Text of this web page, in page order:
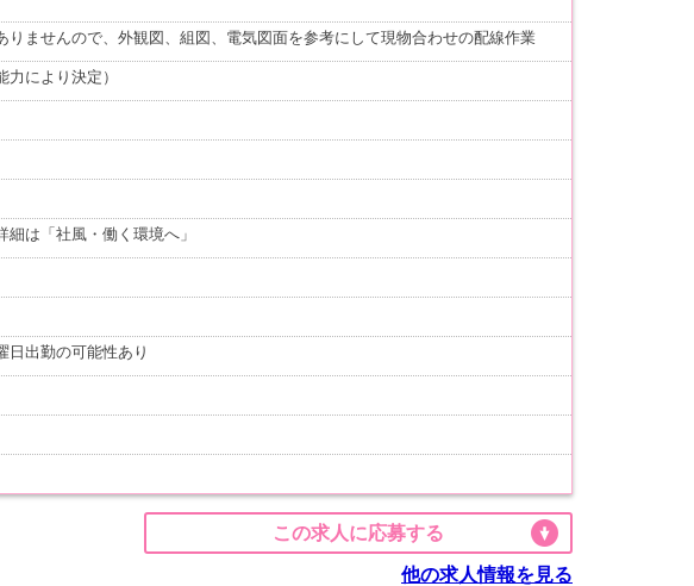
ませんので、外観図、組図、電気図面を参考にして現物合わせの配線作業
により決定）
は「社風・働く環境へ」
出勤の可能性あり
この求人に応募する
他の求人情報を見る